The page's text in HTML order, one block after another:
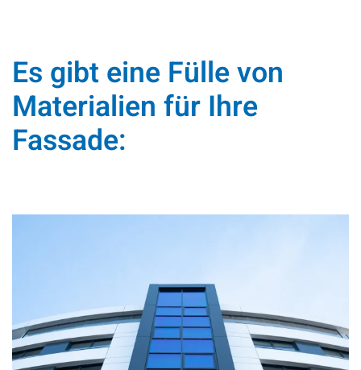
Es gibt eine Fülle von
Materialien für Ihre
Fassade: